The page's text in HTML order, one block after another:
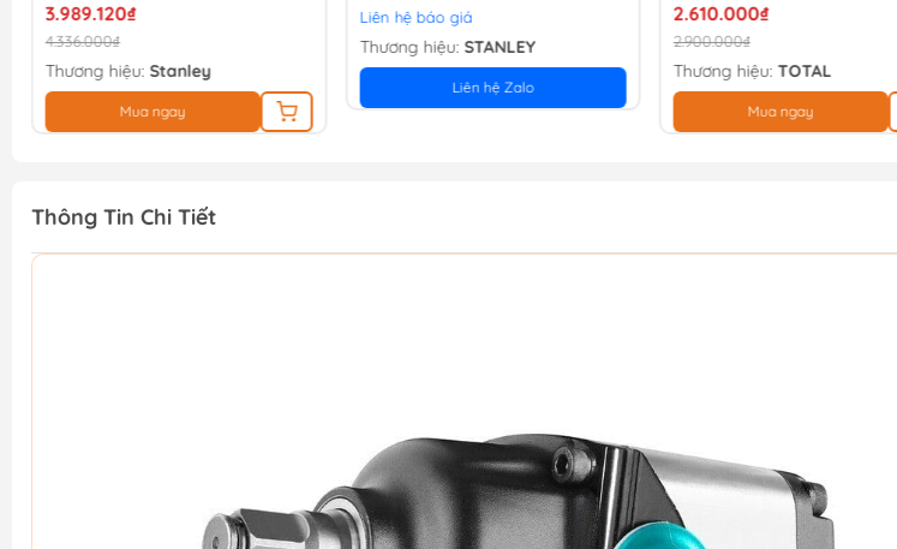
3.989.120₫
4.336.000₫
Thương hiệu: Stanley
Mua ngay
Liên hệ báo giá
Thương hiệu: STANLEY
Liên hệ Zalo
2.610.000₫
2.900.000₫
Thương hiệu: TOTAL
Mua ngay
Thông Tin Chi Tiết